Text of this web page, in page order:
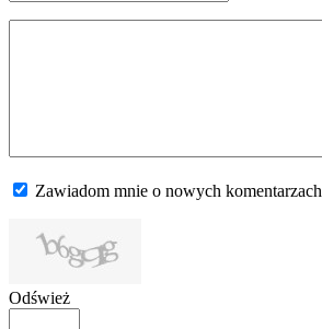
Zawiadom mnie o nowych komentarzach
Odśwież